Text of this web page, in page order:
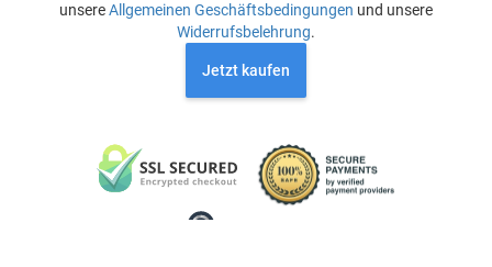
unsereAllgemeinen Geschäftsbedingungen und unsere
Widerrufsbelehrung.
Jetzt kaufen